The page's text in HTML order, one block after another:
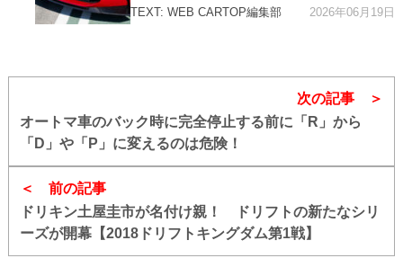
TEXT: WEB CARTOP編集部 2026年06月19日
前の記事
ドリキン土屋圭市が名付け親！ ドリフトの新たなシリ
ーズが開幕【2018ドリフトキングダム第1戦】
次の記事
オートマ車のバック時に完全停止する前に「R」から
「D」や「P」に変えるのは危険！